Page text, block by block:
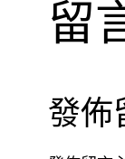
留
發佈